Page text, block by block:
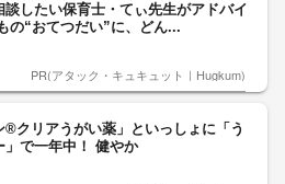
談したい保育士・てぃ先生がアドバイ
の“おてつだい”に、どん...
PR(アタック・キュキュット｜Hugkum)
®クリアうがい薬」といっしょに「う
」で一年中！ 健やか